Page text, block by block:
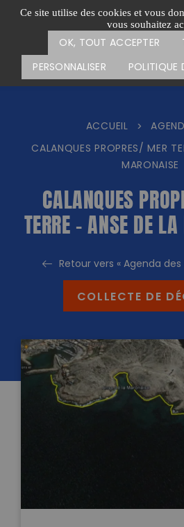
Ce site utilise des cookies et vous
vous souhaitez
OK, TOUT ACCEPTER
PERSONNALISER
POLITIQUE
Passer
CARTE DES ACTIONS
ACCUEIL >
CALANQUES PROPRES/ MER
MARONAISE
CALANQUES
TERRE – ANSE DE
Retour vers « Agenda
COLLECTE DE